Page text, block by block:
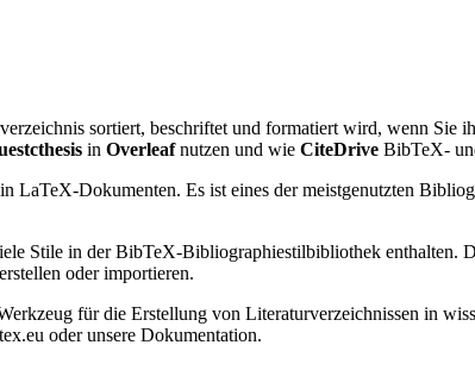
sortiert, beschriftet und formatiert wird, wenn Sie
in Overleafnutzen und wie CiteDrive BibTeX-
Dokumenten. Es ist eines der meistgenutzten
Stile in der BibTeX-Bibliographiestilbibliothek enthalten.
oder importieren.
für die Erstellung von Literaturverzeichnissen in
oder unsere Dokumentation.